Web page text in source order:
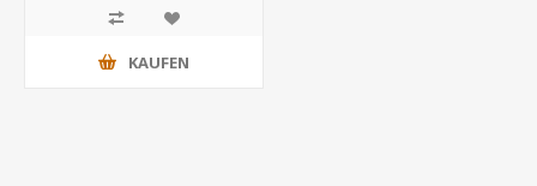
KAUFEN